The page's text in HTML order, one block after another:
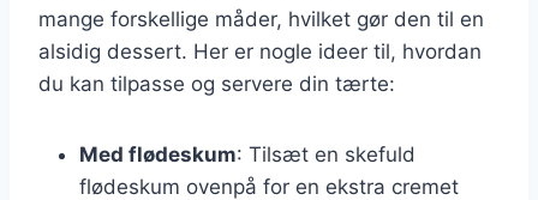
mange forskellige måder, hvilket gør den til en
alsidig dessert. Her er nogle ideer til, hvordan
du kan tilpasse og servere din tærte:
Med flødeskum: Tilsæt en skefuld
flødeskum ovenpå for en ekstra cremet